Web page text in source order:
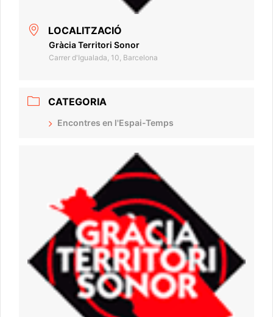
LOCALITZACIÓ
Gràcia Territori Sonor
Carrer d'Igualada, 10, Barcelona
CATEGORIA
Encontres en l'Espai-Temps